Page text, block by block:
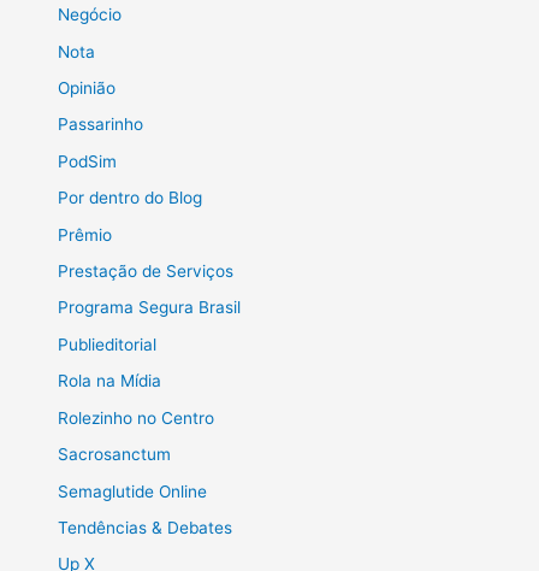
Negócio
Nota
Opinião
Passarinho
PodSim
Por dentro do Blog
Prêmio
Prestação de Serviços
Programa Segura Brasil
Publieditorial
Rola na Mídia
Rolezinho no Centro
Sacrosanctum
Semaglutide Online
Tendências & Debates
Up X